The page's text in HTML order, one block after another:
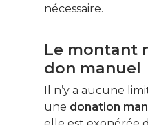
nécessaire.
Le montant
don manuel
Il n’y a aucune
une donation